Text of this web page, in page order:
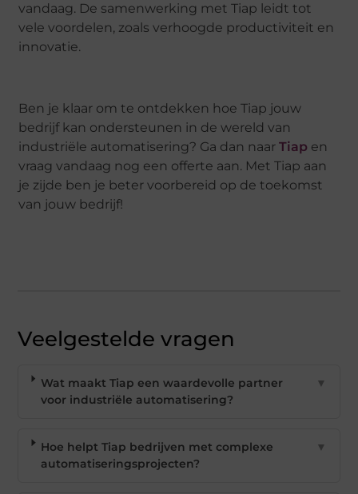
vandaag. De samenwerking met Tiap leidt tot
vele voordelen, zoals verhoogde productiviteit en
innovatie.
Ben je klaar om te ontdekken hoe Tiap jouw
bedrijf kan ondersteunen in de wereld van
industriële automatisering? Ga dan naarTiap en
vraag vandaag nog een offerte aan. Met Tiap aan
je zijde ben je beter voorbereid op de toekomst
van jouw bedrijf!
Veelgestelde vragen
Wat maakt Tiap een waardevolle partner
voor industriële automatisering?
▼
Hoe helpt Tiap bedrijven met complexe
automatiseringsprojecten?
▼